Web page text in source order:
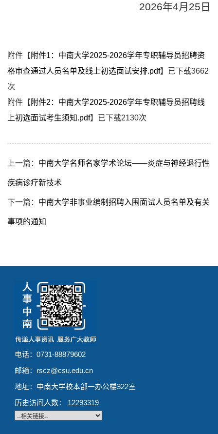
2026年4月 25 日
附件【 附件1：中南大学2025-2026学年专职辅导员招聘资
格审查通过人员名单及线上初选面试安排.pdf】已下载3662
次
附件【 附件2：中南大学2025-2026学年专职辅导员招聘线
上初选面试考生须知.pdf】已下载2130次
上一篇： 中南大学名师名家学术论坛——炎症与神经退行性
疾病诊疗新技术
下一篇： 中南大学非事业编制招聘入围面试人员名单及有关
事项的通知
电话：0731-88879602
邮箱：rscz@csu.edu.cn
地址：中南大学校本部一办公楼322室
历史访问人数：
12293319